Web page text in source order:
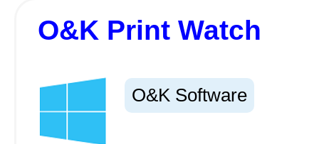
O&K Print Watch
O&K Software